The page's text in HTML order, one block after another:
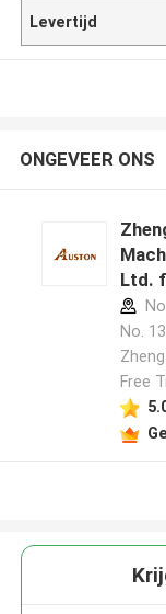
Levertijd
ONGEVEER ONS
Ltd.
No.
Free